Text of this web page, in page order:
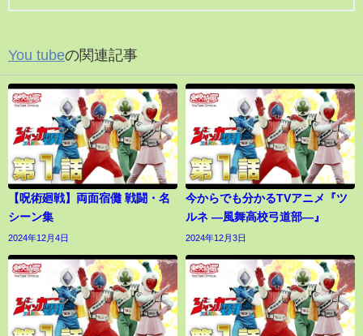
You tubeの関連記事
【呪術廻戦】両面宿儺 戦闘・名
シーン集
2024年12月4日
今からでも分かるTVアニメ『ツ
ルネ ―風舞高校弓道部―』
2024年12月3日